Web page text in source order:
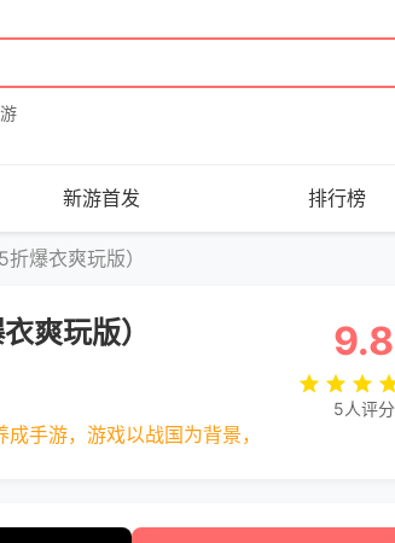
新游首发 排行榜
爆衣爽玩版）
爽玩版）
手游，游戏以战国为背景，
9.8
5人评分